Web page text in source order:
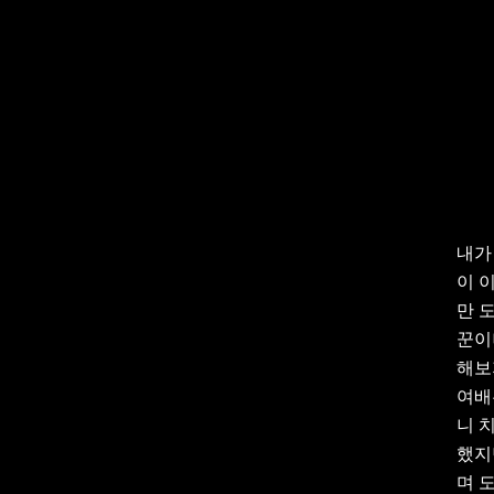
내
이
만
꾼
해
여
니
했
며